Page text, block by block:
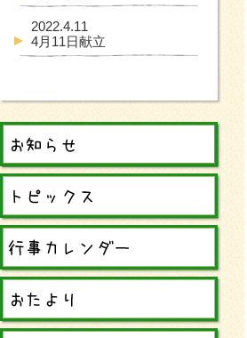
2022.4.11
4月11日献立